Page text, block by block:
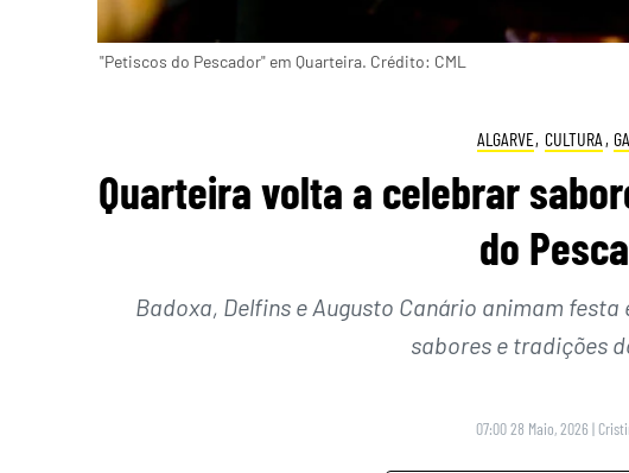
"Petiscos do Pescador" em Quarteira. Crédito: CML
ALGARVE, CULTURA ,
Quarteira volta a celebrar
do
Badoxa, Delfins e Augusto Canário animam
sabores e tradições
07:00 28 Maio, 2026 |